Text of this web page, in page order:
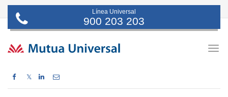
Línea Universal
900 203 203
𝕏